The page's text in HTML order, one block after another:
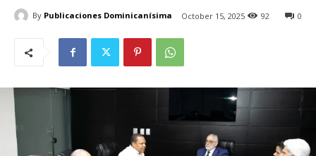
By Publicaciones Dominicanísima October 15, 2025 0
92